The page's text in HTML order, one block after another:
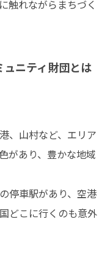
触れながらまちづく
ニティ財団とは
、山村など、エリア
があり、豊かな地域
停車駅があり、空港
どこに行くのも意外